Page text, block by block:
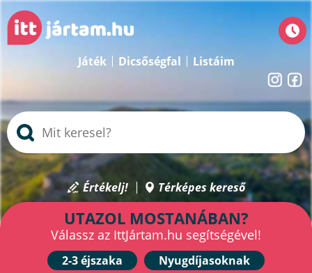
Játék Dicsőségfal Listáim
Értékelj! Térképes kereső
UTAZOL MOSTANÁBAN?
Válassz az IttJártam.hu segítségével!
2-3 éjszaka
Nyugdíjasoknak